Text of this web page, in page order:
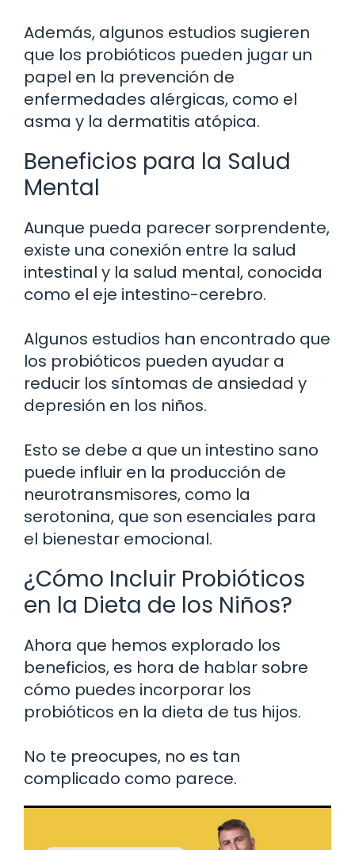
Además, algunos estudios sugieren
que los probióticos pueden jugar un
papel en la prevención de
enfermedades alérgicas, como el
asma y la dermatitis atópica.
Beneficios para la Salud
Mental
Aunque pueda parecer sorprendente,
existe una conexión entre la salud
intestinal y la salud mental, conocida
como el eje intestino-cerebro.
Algunos estudios han encontrado que
los probióticos pueden ayudar a
reducir los síntomas de ansiedad y
depresión en los niños.
Esto se debe a que un intestino sano
puede influir en la producción de
neurotransmisores, como la
serotonina, que son esenciales para
el bienestar emocional.
¿Cómo Incluir Probióticos
en la Dieta de los Niños?
Ahora que hemos explorado los
beneficios, es hora de hablar sobre
cómo puedes incorporar los
probióticos en la dieta de tus hijos.
No te preocupes, no es tan
complicado como parece.